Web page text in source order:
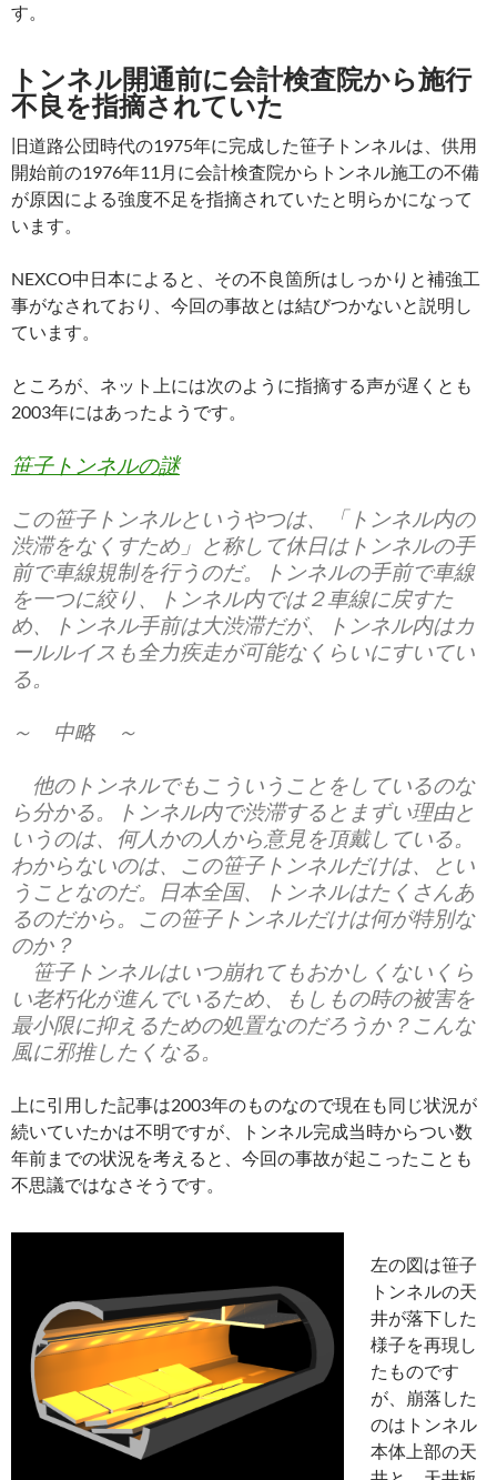
す。
トンネル開通前に会計検査院から施行
不良を指摘されていた
旧道路公団時代の1975年に完成した笹子トンネルは、供用
開始前の1976年11月に会計検査院からトンネル施工の不備
が原因による強度不足を指摘されていたと明らかになって
います。
NEXCO中日本によると、その不良箇所はしっかりと補強工
事がなされており、今回の事故とは結びつかないと説明し
ています。
ところが、ネット上には次のように指摘する声が遅くとも
2003年にはあったようです。
笹子トンネルの謎
この笹子トンネルというやつは、「トンネル内の
渋滞をなくすため」と称して休日はトンネルの手
前で車線規制を行うのだ。トンネルの手前で車線
を一つに絞り、トンネル内では２車線に戻すた
め、トンネル手前は大渋滞だが、トンネル内はカ
ールルイスも全力疾走が可能なくらいにすいてい
る。
～ 中略 ～
他のトンネルでもこういうことをしているのな
ら分かる。トンネル内で渋滞するとまずい理由と
いうのは、何人かの人から意見を頂戴している。
わからないのは、この笹子トンネルだけは、とい
うことなのだ。日本全国、トンネルはたくさんあ
るのだから。この笹子トンネルだけは何が特別な
のか？
笹子トンネルはいつ崩れてもおかしくないくら
い老朽化が進んでいるため、もしもの時の被害を
最小限に抑えるための処置なのだろうか？こんな
風に邪推したくなる。
上に引用した記事は2003年のものなので現在も同じ状況が
続いていたかは不明ですが、トンネル完成当時からつい数
年前までの状況を考えると、今回の事故が起こったことも
不思議ではなさそうです。
左の図は笹子
トンネルの天
井が落下した
様子を再現し
たものです
が、崩落した
のはトンネル
本体上部の天